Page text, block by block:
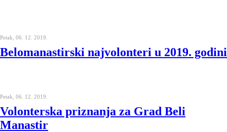
Petak, 06. 12. 2019.
Belomanastirski najvolonteri u 2019. godini
Petak, 06. 12. 2019.
Volonterska priznanja za Grad Beli
Manastir